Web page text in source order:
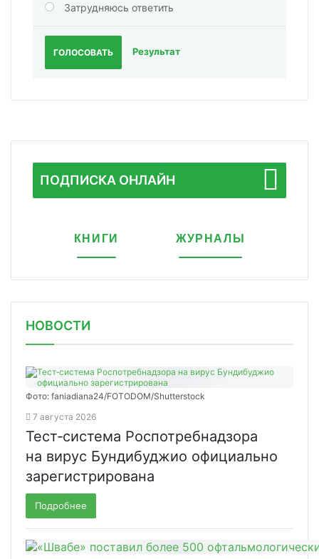
Затрудняюсь ответить
ГОЛОСОВАТЬ Результат
ПОДПИСКА ОНЛАЙН
КНИГИ ЖУРНАЛЫ
НОВОСТИ
Фото: faniadiana24/FOTODOM/Shutterstock
7 августа 2026
Тест‑система Роспотребнадзора
на вирус Бундибуджио официально
зарегистрирована
Подробнее